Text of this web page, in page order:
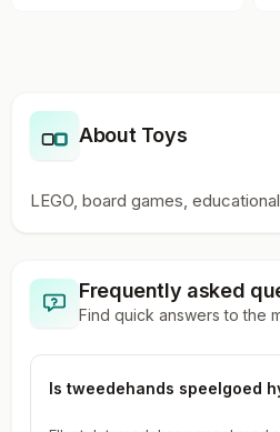
About Toys
LEGO, board games,
Frequently asked
Find quick answers to the
Is tweedehands speelgoed